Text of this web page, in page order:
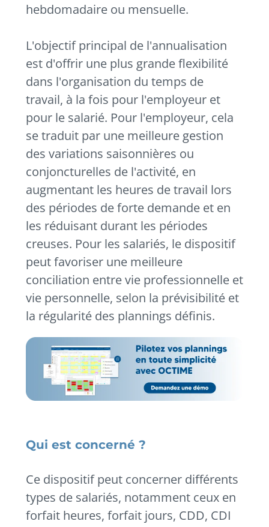
hebdomadaire ou mensuelle.
L'objectif principal de l'annualisation
est d'offrir une plus grande flexibilité
dans l'organisation du temps de
travail, à la fois pour l'employeur et
pour le salarié. Pour l'employeur, cela
se traduit par une meilleure gestion
des variations saisonnières ou
conjoncturelles de l'activité, en
augmentant les heures de travail lors
des périodes de forte demande et en
les réduisant durant les périodes
creuses. Pour les salariés, le dispositif
peut favoriser une meilleure
conciliation entre vie professionnelle et
vie personnelle, selon la prévisibilité et
la régularité des plannings définis.
Qui est concerné ?
Ce dispositif peut concerner différents
types de salariés, notamment ceux en
forfait heures, forfait jours, CDD, CDI